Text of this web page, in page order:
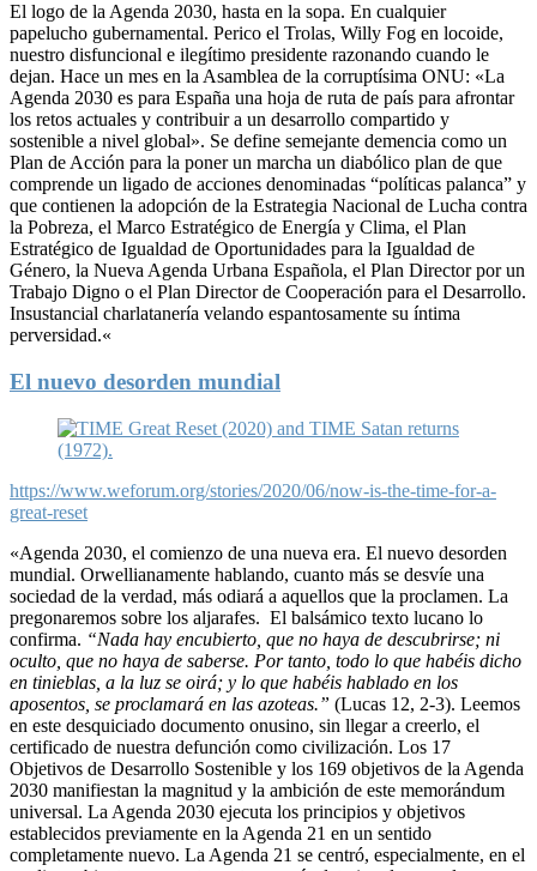
El logo de la Agenda 2030, hasta en la sopa. En cualquier
papelucho gubernamental. Perico el Trolas, Willy Fog en locoide,
nuestro disfuncional e ilegítimo presidente razonando cuando le
dejan. Hace un mes en la Asamblea de la corruptísima ONU: «La
Agenda 2030 es para España una hoja de ruta de país para afrontar
los retos actuales y contribuir a un desarrollo compartido y
sostenible a nivel global». Se define semejante demencia como un
Plan de Acción para la poner un marcha un diabólico plan de que
comprende un ligado de acciones denominadas “políticas palanca” y
que contienen la adopción de la Estrategia Nacional de Lucha contra
la Pobreza, el Marco Estratégico de Energía y Clima, el Plan
Estratégico de Igualdad de Oportunidades para la Igualdad de
Género, la Nueva Agenda Urbana Española, el Plan Director por un
Trabajo Digno o el Plan Director de Cooperación para el Desarrollo.
Insustancial charlatanería velando espantosamente su íntima
perversidad.«
El nuevo desorden mundial
https://www.weforum.org/stories/2020/06/now-is-the-time-for-a-
great-reset
«Agenda 2030, el comienzo de una nueva era. El nuevo desorden
mundial. Orwellianamente hablando, cuanto más se desvíe una
sociedad de la verdad, más odiará a aquellos que la proclamen. La
pregonaremos sobre los aljarafes. El balsámico texto lucano lo
confirma. “Nada hay encubierto, que no haya de descubrirse; ni
oculto, que no haya de saberse. Por tanto, todo lo que habéis dicho
en tinieblas, a la luz se oirá; y lo que habéis hablado en los
aposentos, se proclamará en las azoteas.” (Lucas 12, 2-3). Leemos
en este desquiciado documento onusino, sin llegar a creerlo, el
certificado de nuestra defunción como civilización. Los 17
Objetivos de Desarrollo Sostenible y los 169 objetivos de la Agenda
2030 manifiestan la magnitud y la ambición de este memorándum
universal. La Agenda 2030 ejecuta los principios y objetivos
establecidos previamente en la Agenda 21 en un sentido
completamente nuevo. La Agenda 21 se centró, especialmente, en el